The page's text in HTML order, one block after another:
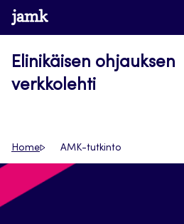
Siirry
suoraan
www.jamk.fi
Elinikäisen ohjauksen
verkkolehti
Home AMK-tutkinto